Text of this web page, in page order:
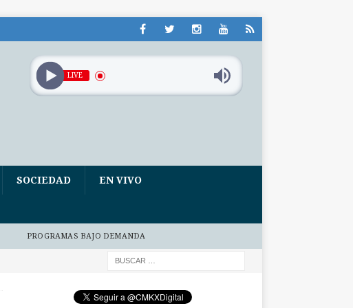
LIVE
SOCIEDAD EN VIVO
PROGRAMAS BAJO DEMANDA